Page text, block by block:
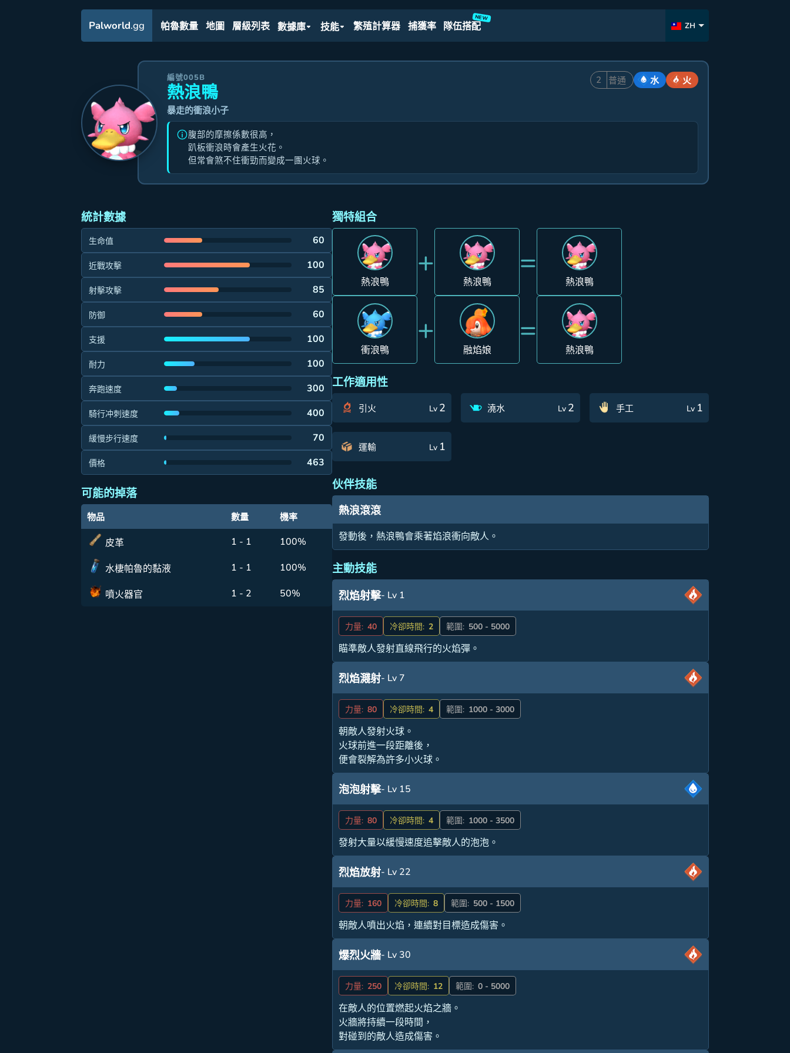
Palworld.gg 帕魯數量 地圖 層級列表 數據庫 技能 繁殖計算器 捕獲率 隊伍搭配
NEW
ZH
編號005B
熱浪鴨
暴走的衝浪小子
2 普通 水 火
腹部的摩擦係數很高，
趴板衝浪時會產生火花。
但常會煞不住衝勁而變成一團火球。
統計數據
生命值 60
近戰攻擊 100
射擊攻擊 85
防御 60
支援 100
耐力 100
奔跑速度 300
騎行冲刺速度 400
緩慢步行速度 70
價格 463
可能的掉落
物品 數量 機率
皮革 1 - 1 100%
水棲帕魯的黏液 1 - 1 100%
噴火器官 1 - 2 50%
獨特組合
熱浪鴨
+
熱浪鴨
=
熱浪鴨
衝浪鴨
+
融焰娘
=
熱浪鴨
工作適用性
引火 Lv 2 澆水 Lv 2 手工 Lv 1
運輸 Lv 1
伙伴技能
熱浪滾滾
發動後，熱浪鴨會乘著焰浪衝向敵人。
主動技能
烈焰射擊- Lv 1
力量: 40 冷卻時間: 2 範圍: 500 - 5000
瞄準敵人發射直線飛行的火焰彈。
烈焰濺射- Lv 7
力量: 80 冷卻時間: 4 範圍: 1000 - 3000
朝敵人發射火球。
火球前進一段距離後，
便會裂解為許多小火球。
泡泡射擊- Lv 15
力量: 80 冷卻時間: 4 範圍: 1000 - 3500
發射大量以緩慢速度追擊敵人的泡泡。
烈焰放射- Lv 22
力量: 160 冷卻時間: 8 範圍: 500 - 1500
朝敵人噴出火焰，連續對目標造成傷害。
爆烈火牆- Lv 30
力量: 250 冷卻時間: 12 範圍: 0 - 5000
在敵人的位置燃起火焰之牆。
火牆將持續一段時間，
對碰到的敵人造成傷害。